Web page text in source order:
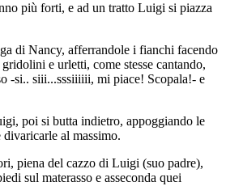
più forti, e ad un tratto Luigi si piazza
di Nancy, afferrandole i fianchi facendo
e urletti, come stesse cantando,
-si.. siii...sssiiiiii, mi piace! Scopala!- e
poi si butta indietro, appoggiando le
al massimo.
piena del cazzo di Luigi (suo padre),
sul materasso e asseconda quei